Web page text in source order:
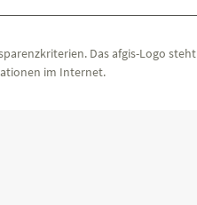
Das afgis-Logo steht
im Internet.